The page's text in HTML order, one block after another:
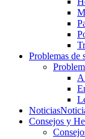
Problemas de
Noticias
Consejos y